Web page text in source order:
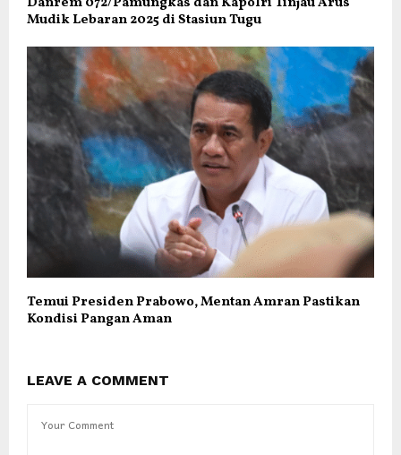
Mudik Lebaran 2025 di Stasiun Tugu
Temui Presiden Prabowo, Mentan Amran Pastikan
Kondisi Pangan Aman
LEAVE A COMMENT